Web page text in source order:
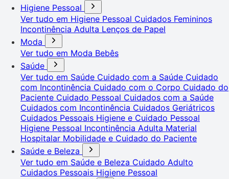
Higiene Pessoal
Ver tudo em Higiene Pessoal Cuidados Femininos
Incontinência Adulta Lenços de Papel
Moda
Ver tudo em Moda Bebês
Saúde
Ver tudo em Saúde Cuidado com a Saúde Cuidado
com Incontinência Cuidado com o Corpo Cuidado do
Paciente Cuidado Pessoal Cuidados com a Saúde
Cuidados com Incontinência Cuidados Geriátricos
Cuidados Pessoais Higiene e Cuidado Pessoal
Higiene Pessoal Incontinência Adulta Material
Hospitalar Mobilidade e Cuidado do Paciente
Saúde e Beleza
Ver tudo em Saúde e Beleza Cuidado Adulto
Cuidados Pessoais Higiene Pessoal